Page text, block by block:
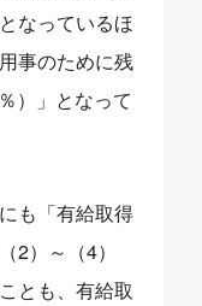
なっているほ
事のために残
）」となって
も「有給取得
2）～（4）
とも、有給取